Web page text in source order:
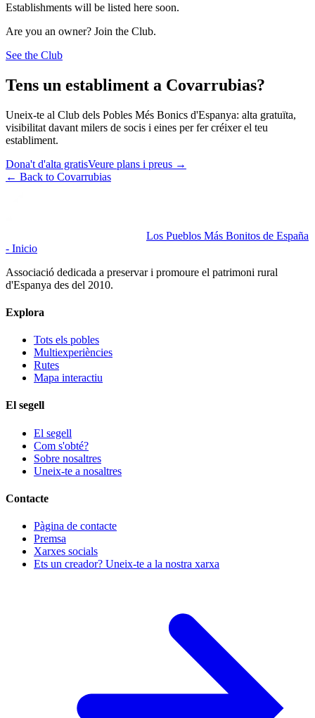
Establishments will be listed here soon.
Are you an owner? Join the Club.
See the Club
Tens un establiment a Covarrubias?
Uneix-te al Club dels Pobles Més Bonics d'Espanya: alta gratuïta,
visibilitat davant milers de socis i eines per fer créixer el teu
establiment.
Dona't d'alta gratisVeure plans i preus →
← Back to Covarrubias
Los Pueblos Más Bonitos de España
- Inicio
Associació dedicada a preservar i promoure el patrimoni rural
d'Espanya des del 2010.
Explora
Tots els pobles
Multiexperiències
Rutes
Mapa interactiu
El segell
El segell
Com s'obté?
Sobre nosaltres
Uneix-te a nosaltres
Contacte
Pàgina de contacte
Premsa
Xarxes socials
Ets un creador? Uneix-te a la nostra xarxa